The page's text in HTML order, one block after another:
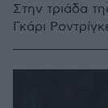
Στην τριάδα
Γκάρι